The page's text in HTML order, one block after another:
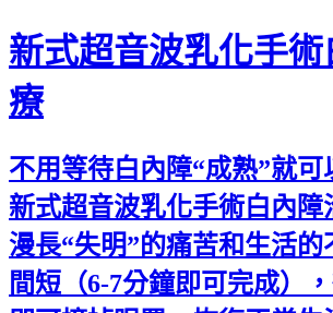
新式超音波乳化手
療
不用等待白內障“成熟”就可
新式超音波乳化手術白內障
漫長“失明”的痛苦和生活的
間短（6-7分鐘即可完成）